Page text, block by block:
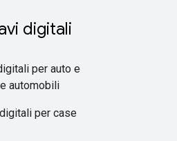
digitali
per auto e
automobili
per case